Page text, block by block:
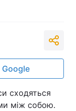
Google
сходяться
між собою.